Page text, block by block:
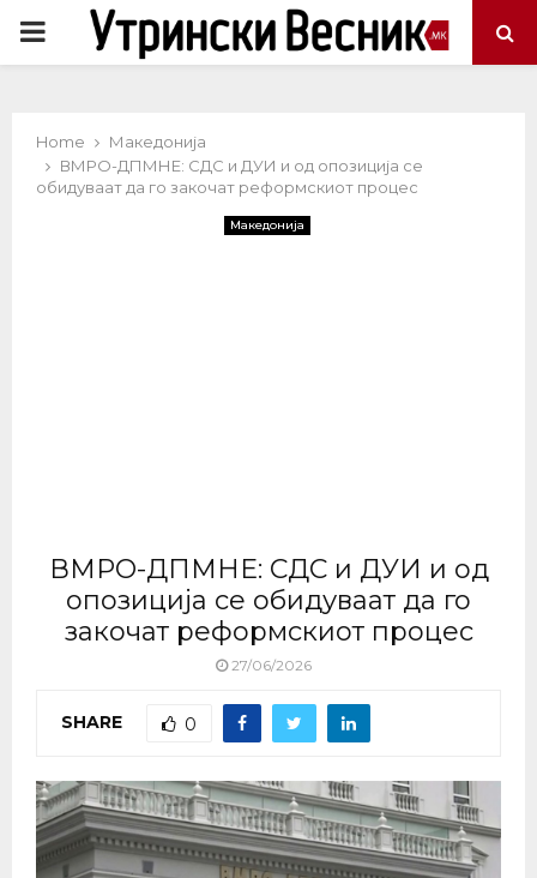
PRIMARY
Home
Македонија
ВМРО-ДПМНЕ: СДС и ДУИ и од опозиција се
обидуваат да го закочат реформскиот процес
Македонија
ВМРО-ДПМНЕ: СДС и ДУИ и од
опозиција се обидуваат да го
закочат реформскиот процес
27/06/2026
SHARE 0